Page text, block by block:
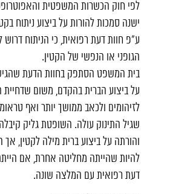
לפי חוק הכשרות המשפטית
ישנה סמכות להורות על ביצוע ניתוח
ע"פ חוות דעת רפואית, כי הניתוח
הגופני או הנפשי של הקטין.
בית המשפט הסתפק בחוות הדעת
על ביצוע הברית בהקדם, משום שדחיית
לזיהומים ולכאב ממושך יותר ואף
שגיל התינוק עולה. השופטת גליק
והורתה על ביצוע ברית מילה לקטין, אך
להיות שהייתה מחליטה אחרת, אם
דעת רפואית עם המלצה שונה.